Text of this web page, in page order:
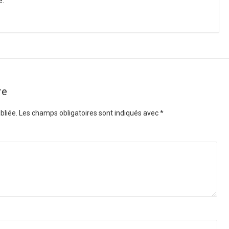
Les champs obligatoires sont indiqués avec*